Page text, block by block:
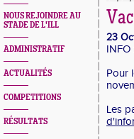
NOUS REJOINDRE AU
STADE DE L'ILL
ADMINISTRATIF
ACTUALITÉS
COMPETITIONS
RÉSULTATS
23
INFO
Pour
Les